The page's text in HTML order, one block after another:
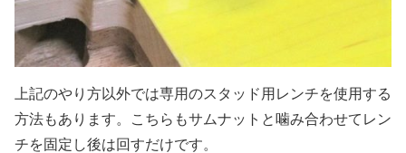
上記のやり方以外では専用のスタッド用レンチを使用する
方法もあります。こちらもサムナットと噛み合わせてレン
チを固定し後は回すだけです。